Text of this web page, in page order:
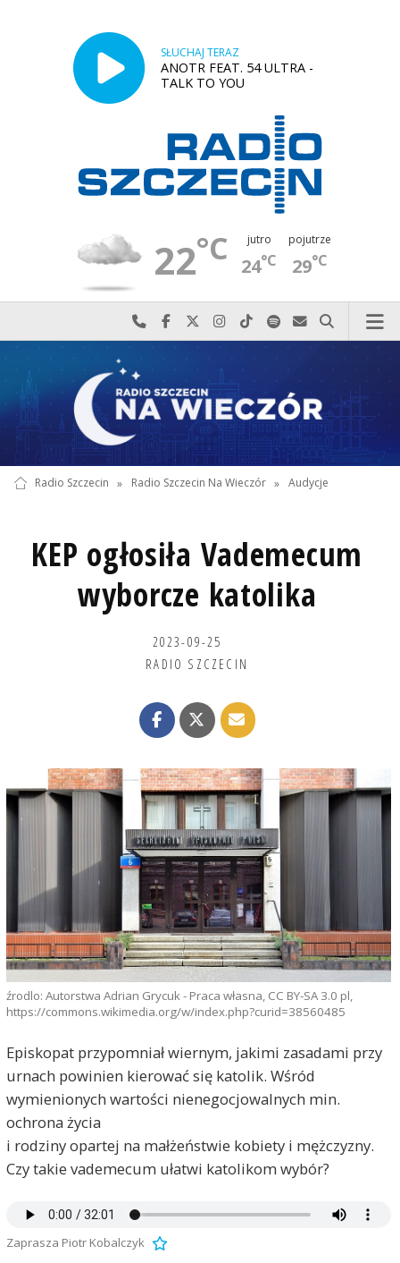
SŁUCHAJ TERAZ
ANOTR FEAT. 54 ULTRA -
TALK TO YOU
22°C jutro
24°C
pojutrze
29°C
Najlepiej po prostu do nas zadzwoń
Odwiedź nas na Facebook-u
Odwiedź nas na X
Odwiedź nas na Instagram-ie
Odwiedź nas na TikTok-u
Szukaj nas na Spotify
Wyślij do nas
Szukaj
Radio Szczecin » Radio Szczecin Na Wieczór » Audycje
KEP ogłosiła Vademecum
wyborcze katolika
2023-09-25
RADIO SZCZECIN
źrodlo: Autorstwa Adrian Grycuk - Praca własna, CC BY-SA 3.0 pl,
https://commons.wikimedia.org/w/index.php?curid=38560485
Episkopat przypomniał wiernym, jakimi zasadami przy
urnach powinien kierować się katolik. Wśród
wymienionych wartości nienegocjowalnych min.
ochrona życia
i rodziny opartej na małżeństwie kobiety i mężczyzny.
Czy takie vademecum ułatwi katolikom wybór?
Zaprasza Piotr Kobalczyk